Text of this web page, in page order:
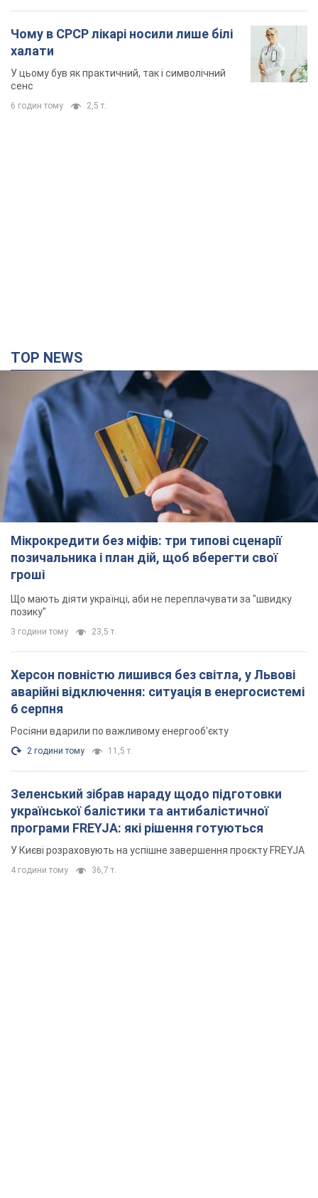
її брат, вітчим та бабуся
7 годин тому 8,9 т.
Чому в СРСР лікарі носили лише білі
TOP NEWS
Мікрокредити без міфів: три типові сценарії
позичальника і план дій, щоб вберегти свої
гроші
позику"
3 години тому 23,5 т.
Херсон повністю лишився без світла, у Львові
аварійні відключення: ситуація в енергосистемі
6 серпня
Росіяни вдарили по важливому енергооб'єкту
2 години тому 11,5 т.
Зеленський зібрав нараду щодо підготовки
української балістики та антибалістичної
програми FREYJA: які рішення готуються